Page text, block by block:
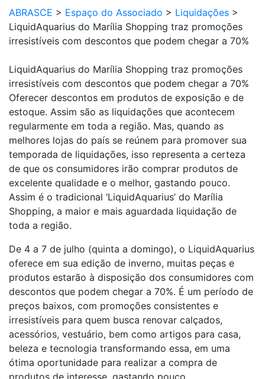
ABRASCE > Espaço do Associado > Liquidações >
LiquidAquarius do Marília Shopping traz promoções
irresistíveis com descontos que podem chegar a 70%
LiquidAquarius do Marília Shopping traz promoções
irresistíveis com descontos que podem chegar a 70%
Oferecer descontos em produtos de exposição e de
estoque. Assim são as liquidações que acontecem
regularmente em toda a região. Mas, quando as
melhores lojas do país se reúnem para promover sua
temporada de liquidações, isso representa a certeza
de que os consumidores irão comprar produtos de
excelente qualidade e o melhor, gastando pouco.
Assim é o tradicional ‘LiquidAquarius’ do Marília
Shopping, a maior e mais aguardada liquidação de
toda a região.
De 4 a 7 de julho (quinta a domingo), o LiquidAquarius
oferece em sua edição de inverno, muitas peças e
produtos estarão à disposição dos consumidores com
descontos que podem chegar a 70%. É um período de
preços baixos, com promoções consistentes e
irresistíveis para quem busca renovar calçados,
acessórios, vestuário, bem como artigos para casa,
beleza e tecnologia transformando essa, em uma
ótima oportunidade para realizar a compra de
produtos de interesse, gastando pouco.